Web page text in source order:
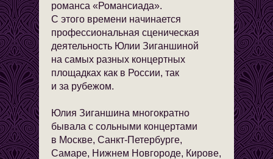
романса «Романсиада».
С этого времени начинается
профессиональная сценическая
деятельность Юлии Зиганшиной
на самых разных концертных
площадках как в России, так
и за рубежом.
Юлия Зиганшина многократно
бывала с сольными концертами
в Москве, Санкт-Петербурге,
Самаре, Нижнем Новгороде, Кирове,